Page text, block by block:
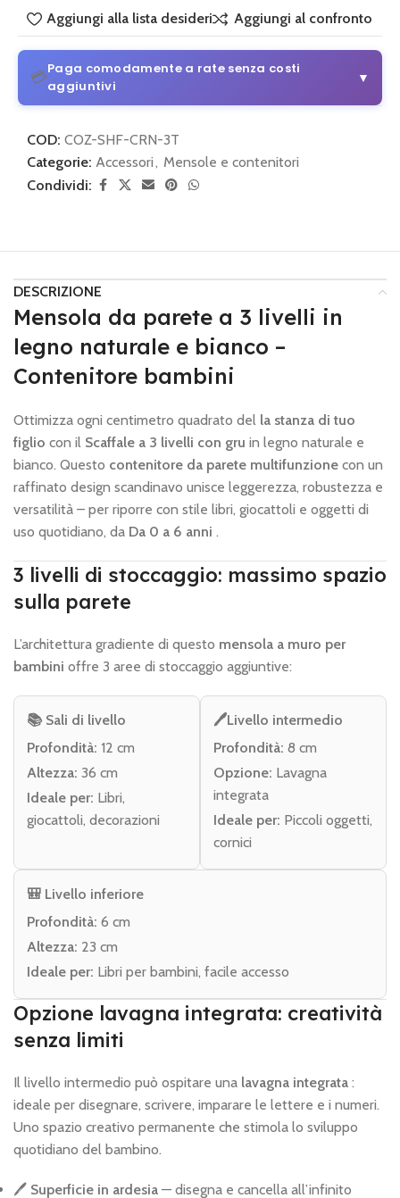
Aggiungi alla lista desideri
Aggiungi al confronto
💳Paga comodamente a rate senza costi
aggiuntivi
▼
3 o 4 rate senza costi aggiuntivi
Da 30 € di acquisto
💡Come funziona:Scegli alla pagina di pagamento
3 o 4 rate con Klarna
e imposta le rate mensili.
🔒 Pagamento sicuro Nessun costo nascosto
COD: COZ-SHF-CRN-3T
Categorie: Accessori , Mensole e contenitori
Condividi:
DESCRIZIONE
Mensola da parete a 3 livelli in
legno naturale e bianco –
Contenitore bambini
Ottimizza ogni centimetro quadrato del la stanza di tuo
figlio con il Scaffale a 3 livelli con gru in legno naturale e
bianco. Questo contenitore da parete multifunzione con un
raffinato design scandinavo unisce leggerezza, robustezza e
versatilità – per riporre con stile libri, giocattoli e oggetti di
uso quotidiano, da Da 0 a 6 anni .
3 livelli di stoccaggio: massimo spazio
sulla parete
L’architettura gradiente di questo mensola a muro per
bambini offre 3 aree di stoccaggio aggiuntive:
📚 Sali di livello
Profondità: 12 cm
Altezza: 36 cm
Ideale per: Libri,
giocattoli, decorazioni
🖊️Livello intermedio
Profondità: 8 cm
Opzione: Lavagna
integrata
Ideale per: Piccoli oggetti,
cornici
🎒 Livello inferiore
Profondità: 6 cm
Altezza: 23 cm
Ideale per: Libri per bambini, facile accesso
Opzione lavagna integrata: creatività
senza limiti
Il livello intermedio può ospitare una lavagna integrata :
ideale per disegnare, scrivere, imparare le lettere e i numeri.
Uno spazio creativo permanente che stimola lo sviluppo
quotidiano del bambino.
🖊️ Superficie in ardesia — disegna e cancella all’infinito